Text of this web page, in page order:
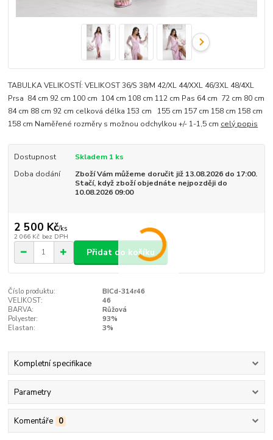
TABULKA VELIKOSTÍ: VELIKOST 36/S 38/M 42/XL 44/XXL 46/3XL 48/4XL
Prsa 84 cm 92 cm 100 cm 104 cm 108 cm 112 cm Pas 64 cm 72 cm 80 cm
84 cm 88 cm 92 cm celková délka 153 cm 155 cm 157 cm 158 cm 158 cm
158 cm Naměřené rozměry s možnou odchylkou +/- 1-1,5 cm celý popis
Dostupnost
Skladem 1 ks
Doba dodání
Zboží Vám můžeme doručit již 13.08.2026 do 17:00.
Stačí, když zboží objednáte nejpozději do
10.08.2026 09:00
2 500 Kč/ks
2 066 Kč bez DPH
Přidat do košíku
Číslo produktu:
BICd-314r46
VELIKOST:
46
BARVA:
Růžová
Polyester:
93%
Elastan:
3%
Kompletní specifikace
Parametry
Komentáře 0